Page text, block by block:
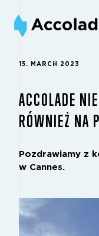
15. MARCH 2023
ACCOLADE
RÓWNIEŻ NA
Pozdrawiamy z
w Cannes.